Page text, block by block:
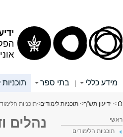
מידע כללי | בתי ספר
הינך נמצא כאן
> ידיעון תש"ף> תוכניות לימודים>תוכניות
ראשי
תוכניות הלימודים
נהלים